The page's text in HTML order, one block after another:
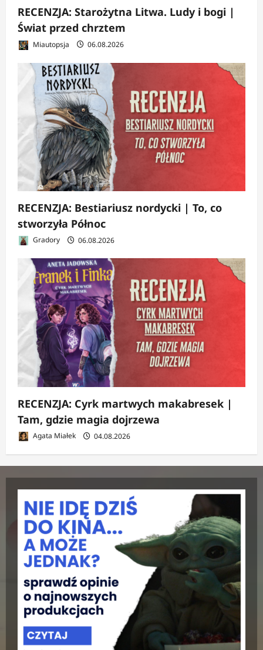
RECENZJA: Starożytna Litwa. Ludy i bogi |
Świat przed chrztem
Miautopsja 06.08.2026
RECENZJA: Bestiariusz nordycki | To, co
stworzyła Północ
Gradory 06.08.2026
RECENZJA: Cyrk martwych makabresek |
Tam, gdzie magia dojrzewa
Agata Miałek 04.08.2026